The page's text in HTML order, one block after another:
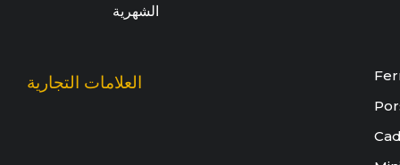
الشهرية
العلامات التجارية